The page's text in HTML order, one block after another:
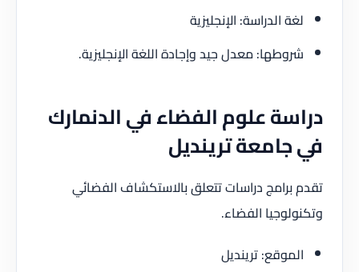
لغة الدراسة: الإنجليزية
شروطها: معدل جيد وإجادة اللغة الإنجليزية.
دراسة علوم الفضاء في الدنمارك
في جامعة ترينديل
تقدم برامج دراسات تتعلق بالاستكشاف الفضائي
وتكنولوجيا الفضاء.
الموقع: ترينديل